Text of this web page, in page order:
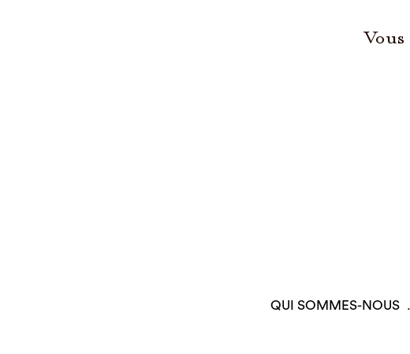
Vous
QUI SOMMES-NOUS